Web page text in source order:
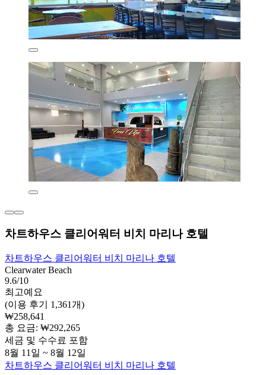
차트하우스 클리어워터 비치 마리나 호텔
차트하우스 클리어워터 비치 마리나 호텔
Clearwater Beach
9.6/10
최고예요
(이용 후기 1,361개)
₩258,641
총 요금: ₩292,265
세금 및 수수료 포함
8월 11일 ~ 8월 12일
차트하우스 클리어워터 비치 마리나 호텔